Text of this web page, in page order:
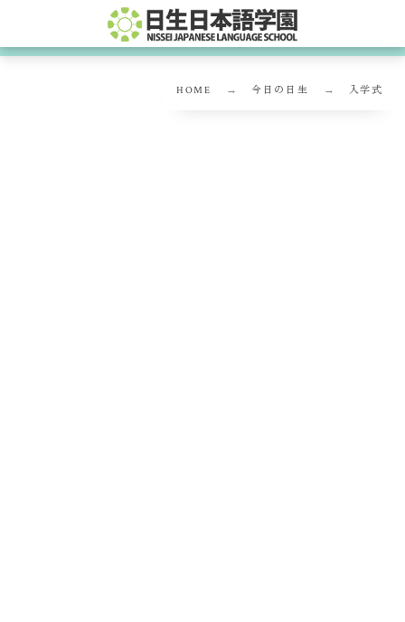
HOME 今日の日生 入学式